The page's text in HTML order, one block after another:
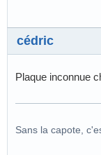
cédric
Plaque inconnue
Sans la capote,